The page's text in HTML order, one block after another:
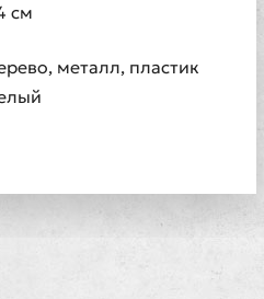
см
металл, пластик